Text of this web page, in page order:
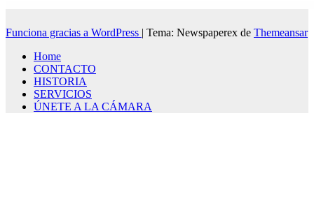
Funciona gracias a WordPress | Tema: Newspaperex de Themeansar
Home
CONTACTO
HISTORIA
SERVICIOS
ÚNETE A LA CÁMARA